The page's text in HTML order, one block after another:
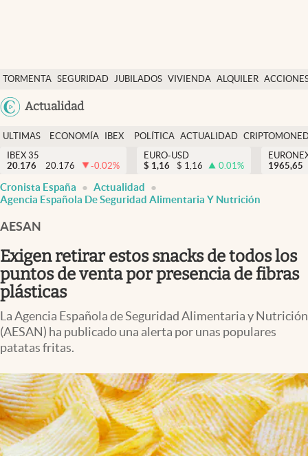
TORMENTA SEGURIDAD JUBILADOS VIVIENDA ALQUILER
USA
Actualidad
Economía y finanzas
Política
Actualidad
Criptomonedas
España
ULTIMAS
NOTICIAS
ECONOMÍA
FINANZAS
IBEX
EURO
POLÍTICA ACTUALIDAD
IBEX 35
20.176
20.176 -0.02%
EURO-USD
$ 1,16 $ 1,16 0.01%
1965,65
Cronista España
Actualidad
Agencia Española De Seguridad Alimentaria Y Nutrición
AESAN
Exigen retirar estos snacks de todos los
puntos de venta por presencia de fibras
plásticas
La Agencia Española de Seguridad Alimentaria y Nutrición
(AESAN) ha publicado una alerta por unas populares
patatas fritas.